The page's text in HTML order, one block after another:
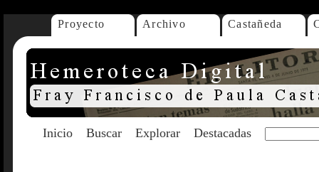
Proyecto Archivo Castañeda
Inicio Buscar Explorar Destacadas